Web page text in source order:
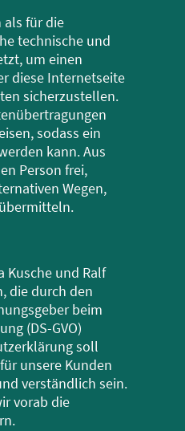
als für die
technische und
um einen
diese Internetseite
sicherzustellen.
sodass ein
kann. Aus
Person frei,
Wegen,
Kusche und Ralf
die durch den
beim
(DS-GVO)
soll
unsere Kunden
verständlich sein.
vorab die